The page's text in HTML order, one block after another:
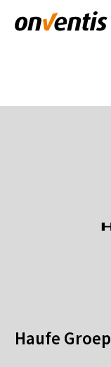
Haufe Groep